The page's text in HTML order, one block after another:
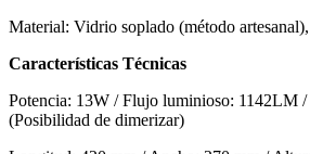
Material: Vidrio soplado (método
Características Técnicas
Potencia: 13W / Flujo luminioso: 1142LM
(Posibilidad de dimerizar)